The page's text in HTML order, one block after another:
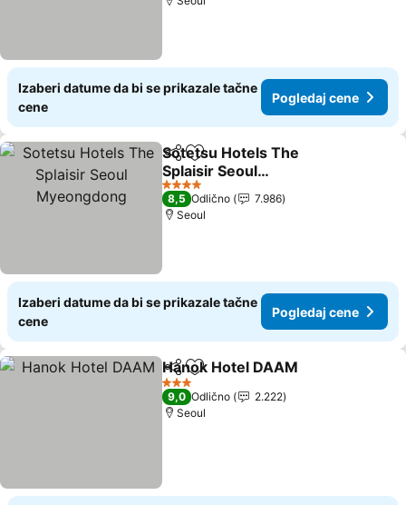
Izaberi datume da bi se prikazale tačne
cene
Pogledaj cene
Deli Dodati u favorite
Sotetsu Hotels The
Splaisir Seoul
Myeongdong
4 Zvezdice
8,5 Odlično
7.986
Seoul
Izaberi datume da bi se prikazale tačne
cene
Pogledaj cene
Deli Dodati u favorite
Hanok Hotel DAAM
3 Zvezdice
9,0 Odlično
2.222
Seoul